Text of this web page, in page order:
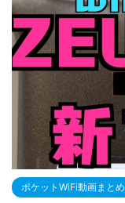
ポケットWiFi動画まとめ